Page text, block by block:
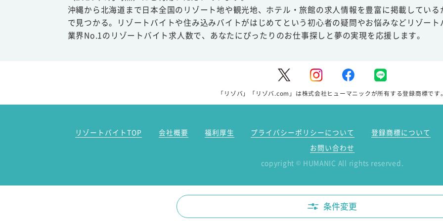
沖縄から北海道まで日本全国のリゾート地や観光地、ホテル・旅館の求人情報を豊富に掲載してい
で見つかる。リゾートバイトや住み込みバイトがはじめてという初心者の疑問やお悩みなどリゾー
業界No.1のリゾートバイト求人数で、あなたにぴったりのお仕事探しと夢の実現を応援します。
「リゾバ」「リゾバ.com」は株式会社ヒューマニックが所有する登録商標です
リゾートバイトTOP 会社概要 福利厚生 プライバシーポリシーについて
登録商標について
お問い合わせ
copyright © HUMANIC All rights reserved.
条件変更